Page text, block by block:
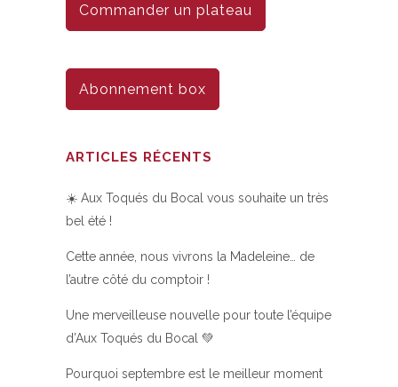
Commander un plateau
Abonnement box
ARTICLES RÉCENTS
☀️ Aux Toqués du Bocal vous souhaite un très
bel été !
Cette année, nous vivrons la Madeleine… de
l’autre côté du comptoir !
Une merveilleuse nouvelle pour toute l’équipe
d’Aux Toqués du Bocal 💚
Pourquoi septembre est le meilleur moment